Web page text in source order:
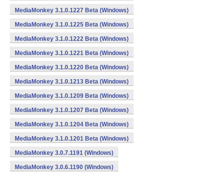
MediaMonkey 3.1.0.1227 Beta (Windows)
MediaMonkey 3.1.0.1225 Beta (Windows)
MediaMonkey 3.1.0.1222 Beta (Windows)
MediaMonkey 3.1.0.1221 Beta (Windows)
MediaMonkey 3.1.0.1220 Beta (Windows)
MediaMonkey 3.1.0.1213 Beta (Windows)
MediaMonkey 3.1.0.1209 Beta (Windows)
MediaMonkey 3.1.0.1207 Beta (Windows)
MediaMonkey 3.1.0.1204 Beta (Windows)
MediaMonkey 3.1.0.1201 Beta (Windows)
MediaMonkey 3.0.7.1191 (Windows)
MediaMonkey 3.0.6.1190 (Windows)